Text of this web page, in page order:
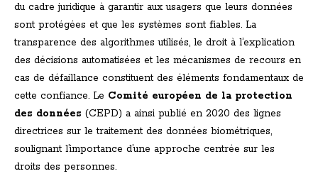
du cadre juridique à garantir aux usagers que leurs données
sont protégées et que les systèmes sont fiables. La
transparence des algorithmes utilisés, le droit à l’explication
des décisions automatisées et les mécanismes de recours en
cas de défaillance constituent des éléments fondamentaux de
cette confiance. Le Comité européen de la protection
des données (CEPD) a ainsi publié en 2020 des lignes
directrices sur le traitement des données biométriques,
soulignant l’importance d’une approche centrée sur les
droits des personnes.